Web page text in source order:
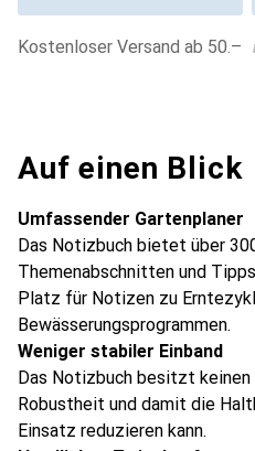
Kostenloser Versand ab 50.–
Auf einen Blick
Umfassender Gartenplaner
Das Notizbuch bietet über
Themenabschnitten und
Platz für Notizen zu
Bewässerungsprogrammen.
Weniger stabiler Einband
Das Notizbuch besitzt keinen
Robustheit und damit die
Einsatz reduzieren kann.